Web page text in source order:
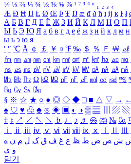
½ ⅓ ⅔ ¼ ¾ ⅛ ⅜ ⅝ ⅞ ¹ ² ³ ⁴ ⁿ ₁ ₂ ₃ ₄
Æ Ð Ħ Ĳ Ł Ø Œ Þ Ŧ Ŋ æ đ ð ħ ı ĳ ĸ ŀ ł
А Б В Г Д Е Ё Ж З И Й К Л М Н О П
Ы Ь Э Ю Я а б в г д е ё ж з и й к л м н
ы ь э ю я
′ ″ ℃ Å ￠ ￡ ￥ ¤ ℉ ‰ ＄ ％ Ｆ ￦ ㎕
㎙ ㎚ ㎛ ㎜ ㎝ ㎞ ㎟ ㎠ ㎡ ㎢ ㏊ ㎍ ㎎
㎱ ㎲ ㎳ ㎴ ㎵ ㎶ ㎷ ㎸ ㎹ ㎀ ㎁ ㎂ ㎃
㎒ ㎓ ㎔ Ω ㏀ ㏁ ㎊ ㎋ ㎌ ㏖ ㏅ ㎭ ㎮
㏃ ㏉ ㏜ ㏆
§ ※ ☆ ★ ○ ● ◎ ◇ ◆ □ ■ △ ▽ → ←
♠ ♡ ♥ ♧ ♣ ⊙ ◈ ▣ ◐ ◑ ▒ ▤ ▨ ▧
‡ ↕ ↗ ↙ ↖ ↘ ♭ ♩ ♪ ♬ ㉿ ㈜ № ㏇
ⅰ
ⅱ ⅲ ⅳ ⅴ ⅵ ⅶ ⅷ ⅸ ⅹ
ش ص ض ط ظ ع غ ف ق ک ل م ن ه
و ی
닫기